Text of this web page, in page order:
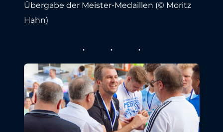
Übergabe der Meister-Medaillen (© Moritz
Hahn)